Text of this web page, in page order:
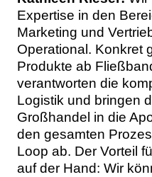
Expertise in den
Marketing und
Operational. Konkret
Produkte ab
verantworten die
Logistik und bringen
Großhandel in die
den gesamten
Loop ab. Der Vorteil
auf der Hand: Wir